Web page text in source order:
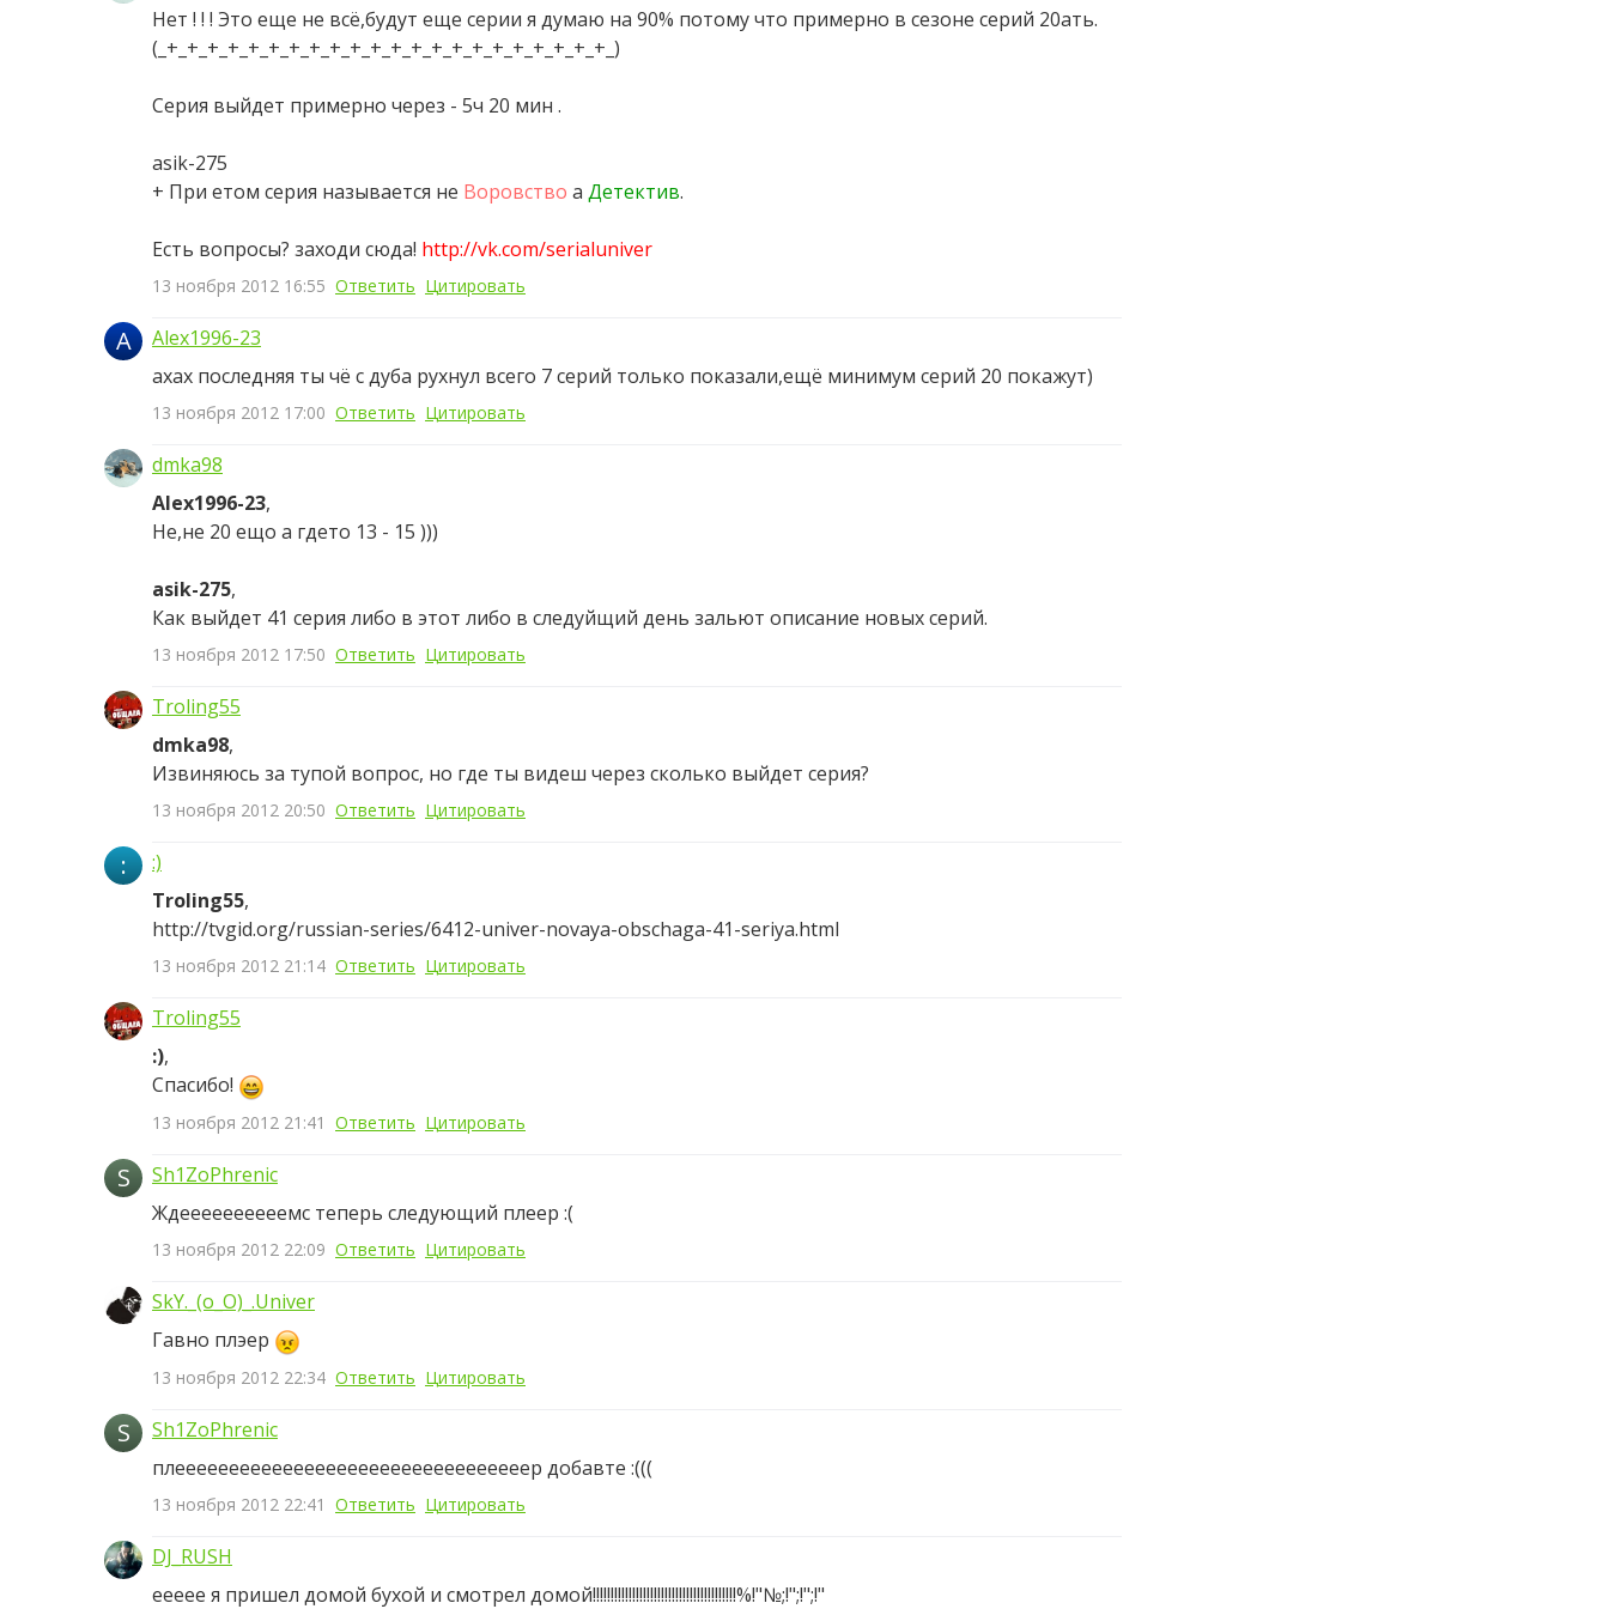
Нет ! ! ! Это еще не всё,будут еще серии я думаю на 90% потому что примерно в сезоне серий 20ать.
(_+_+_+_+_+_+_+_+_+_+_+_+_+_+_+_+_+_+_+_+_+_+_)
Серия выйдет примерно через - 5ч 20 мин .
asik-275
+ При етом серия называется не Воровство а Детектив.
Есть вопросы? заходи сюда! http://vk.com/serialuniver
13 ноября 2012 16:55 Ответить Цитировать
A
Alex1996-23
ахах последняя ты чё с дуба рухнул всего 7 серий только показали,ещё минимум серий 20 покажут)
13 ноября 2012 17:00 Ответить Цитировать
dmka98
Alex1996-23,
Не,не 20 ещо а гдето 13 - 15 )))
asik-275,
Как выйдет 41 серия либо в этот либо в следуйщий день зальют описание новых серий.
13 ноября 2012 17:50 Ответить Цитировать
Troling55
dmka98,
Извиняюсь за тупой вопрос, но где ты видеш через сколько выйдет серия?
13 ноября 2012 20:50 Ответить Цитировать
:
:)
Troling55,
http://tvgid.org/russian-series/6412-univer-novaya-obschaga-41-seriya.html
13 ноября 2012 21:14 Ответить Цитировать
Troling55
:),
Спасибо!
13 ноября 2012 21:41 Ответить Цитировать
S
Sh1ZoPhrenic
Ждеееееееееемс теперь следующий плеер :(
13 ноября 2012 22:09 Ответить Цитировать
SkY._(o_O)_.Univer
Гавно плэер
13 ноября 2012 22:34 Ответить Цитировать
S
Sh1ZoPhrenic
плееееееееееееееееееееееееееееееееер добавте :(((
13 ноября 2012 22:41 Ответить Цитировать
DJ_RUSH
еееее я пришел домой бухой и смотрел домой!!!!!!!!!!!!!!!!!!!!!!!!!!!!!!!!!!!!!!!!%!"№;!";!";!"